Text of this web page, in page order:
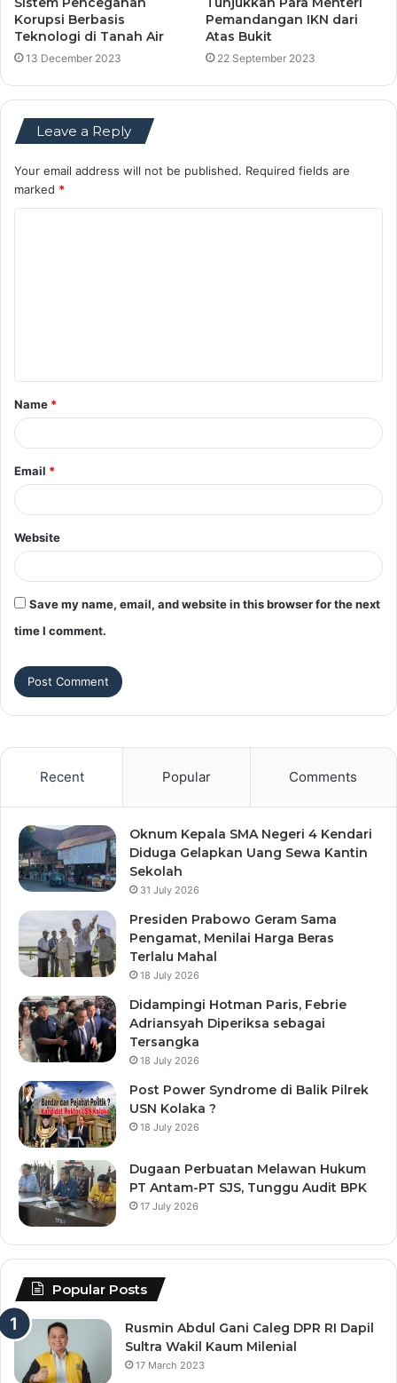
Korupsi Berbasis
Teknologi di Tanah Air
13 December 2023
Pemandangan IKN dari
Atas Bukit
22 September 2023
Leave a Reply
Your email address will not be published. Required fields are
marked *
t
*
Name *
Email *
Website
Save my name, email, and website in this browser for the next
time I comment.
Recent Popular Comments
Oknum Kepala SMA Negeri 4 Kendari
Diduga Gelapkan Uang Sewa Kantin
Sekolah
31 July 2026
Presiden Prabowo Geram Sama
Pengamat, Menilai Harga Beras
Terlalu Mahal
18 July 2026
Didampingi Hotman Paris, Febrie
Adriansyah Diperiksa sebagai
Tersangka
18 July 2026
Post Power Syndrome di Balik Pilrek
USN Kolaka ?
18 July 2026
Dugaan Perbuatan Melawan Hukum
PT Antam-PT SJS, Tunggu Audit BPK
17 July 2026
Popular Posts
Rusmin Abdul Gani Caleg DPR RI Dapil
Sultra Wakil Kaum Milenial
17 March 2023